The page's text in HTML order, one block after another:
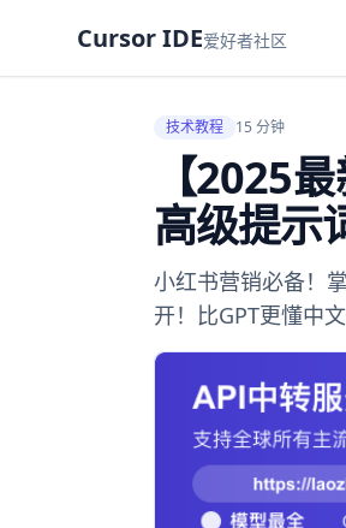
Cursor IDE爱好者社区
技术教程 15 分钟
【2025
高级提示
小红书营销必备！
开！比GPT更懂中